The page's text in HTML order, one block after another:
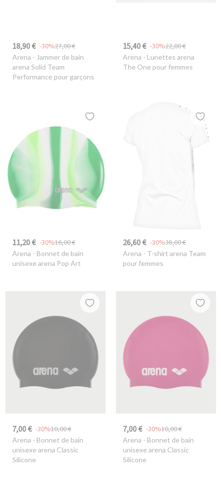
18,90 € 27,00 €
-30%
Arena - Jammer de bain
arena Solid Team
Performance pour garçons
15,40 € 22,00 €
-30%
Arena - Lunettes arena
The One pour femmes
11,20 € 16,00 €
-30%
Arena - Bonnet de bain
unisexe arena Pop Art
26,60 € 38,00 €
-30%
Arena - T-shirt arena Team
pour femmes
7,00 € 10,00 €
-30%
Arena - Bonnet de bain
unisexe arena Classic
Silicone
7,00 € 10,00 €
-30%
Arena - Bonnet de bain
unisexe arena Classic
Silicone